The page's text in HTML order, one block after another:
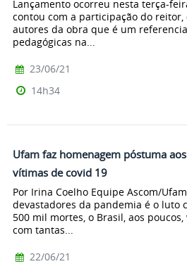
Lançamento ocorreu nesta terça-
contou com a participação do reitor,
autores da obra que é um
pedagógicas na...
23/06/21
14h34
Ufam faz homenagem póstuma
vítimas de covid 19
Por Irina Coelho Equipe Ascom/
devastadores da pandemia é o luto
500 mil mortes, o Brasil, aos
com tantas...
22/06/21